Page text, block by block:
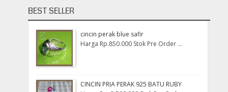
BEST SELLER
cincin perak blue safir
Harga Rp.850.000 Stok Pre Order ...
CINCIN PRIA PERAK 925 BATU RUBY